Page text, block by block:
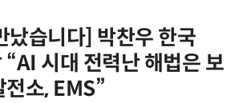
났습니다] 박찬우 한국
“AI 시대 전력난 해법은 보
전소, EMS”